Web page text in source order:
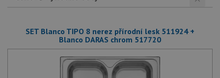
SET Blanco TIPO 8 nerez přírodní lesk 511924 +
Blanco DARAS chrom 517720